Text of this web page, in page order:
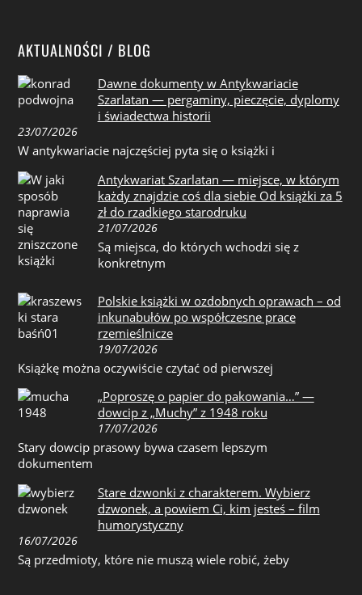
AKTUALNOŚCI / BLOG
Dawne dokumenty w Antykwariacie
Szarlatan — pergaminy, pieczęcie, dyplomy
i świadectwa historii
23/07/2026
W antykwariacie najczęściej pyta się o książki i
Antykwariat Szarlatan — miejsce, w którym
każdy znajdzie coś dla siebie Od książki za 5
zł do rzadkiego starodruku
21/07/2026
Są miejsca, do których wchodzi się z
konkretnym
Polskie książki w ozdobnych oprawach – od
inkunabułów po współczesne prace
rzemieślnicze
19/07/2026
Książkę można oczywiście czytać od pierwszej
„Poproszę o papier do pakowania…” —
dowcip z „Muchy” z 1948 roku
17/07/2026
Stary dowcip prasowy bywa czasem lepszym
dokumentem
Stare dzwonki z charakterem. Wybierz
dzwonek, a powiem Ci, kim jesteś – film
humorystyczny
16/07/2026
Są przedmioty, które nie muszą wiele robić, żeby